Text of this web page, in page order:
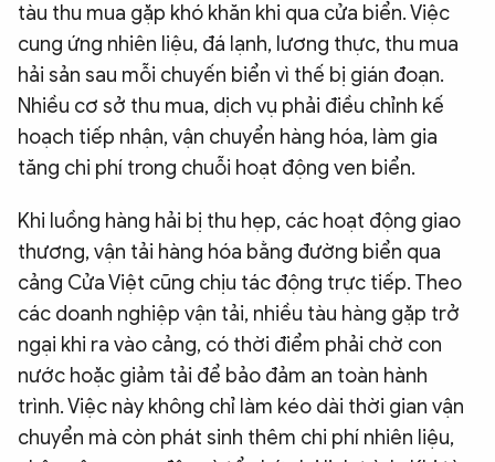
tàu thu mua gặp khó khăn khi qua cửa biển. Việc
cung ứng nhiên liệu, đá lạnh, lương thực, thu mua
hải sản sau mỗi chuyến biển vì thế bị gián đoạn.
Nhiều cơ sở thu mua, dịch vụ phải điều chỉnh kế
hoạch tiếp nhận, vận chuyển hàng hóa, làm gia
tăng chi phí trong chuỗi hoạt động ven biển.
Khi luồng hàng hải bị thu hẹp, các hoạt động giao
thương, vận tải hàng hóa bằng đường biển qua
cảng Cửa Việt cũng chịu tác động trực tiếp. Theo
các doanh nghiệp vận tải, nhiều tàu hàng gặp trở
ngại khi ra vào cảng, có thời điểm phải chờ con
nước hoặc giảm tải để bảo đảm an toàn hành
trình. Việc này không chỉ làm kéo dài thời gian vận
chuyển mà còn phát sinh thêm chi phí nhiên liệu,